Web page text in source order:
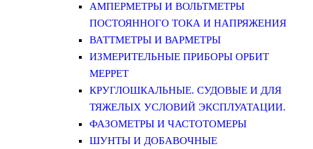
АМПЕРМЕТРЫ И ВОЛЬТМЕТРЫ
ПОСТОЯННОГО ТОКА И НАПРЯЖЕНИЯ
ВАТТМЕТРЫ И ВАРМЕТРЫ
ИЗМЕРИТЕЛЬНЫЕ ПРИБОРЫ ОРБИТ
МЕРРЕТ
КРУГЛОШКАЛЬНЫЕ. СУДОВЫЕ И ДЛЯ
ТЯЖЕЛЫХ УСЛОВИЙ ЭКСПЛУАТАЦИИ.
ФАЗОМЕТРЫ И ЧАСТОТОМЕРЫ
ШУНТЫ И ДОБАВОЧНЫЕ